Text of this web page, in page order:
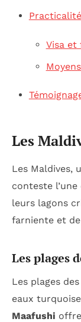
Visa et
Les
Les Maldives,
conteste
leurs lagons
farniente et
Les plages
Les plages
eaux
Maafushi